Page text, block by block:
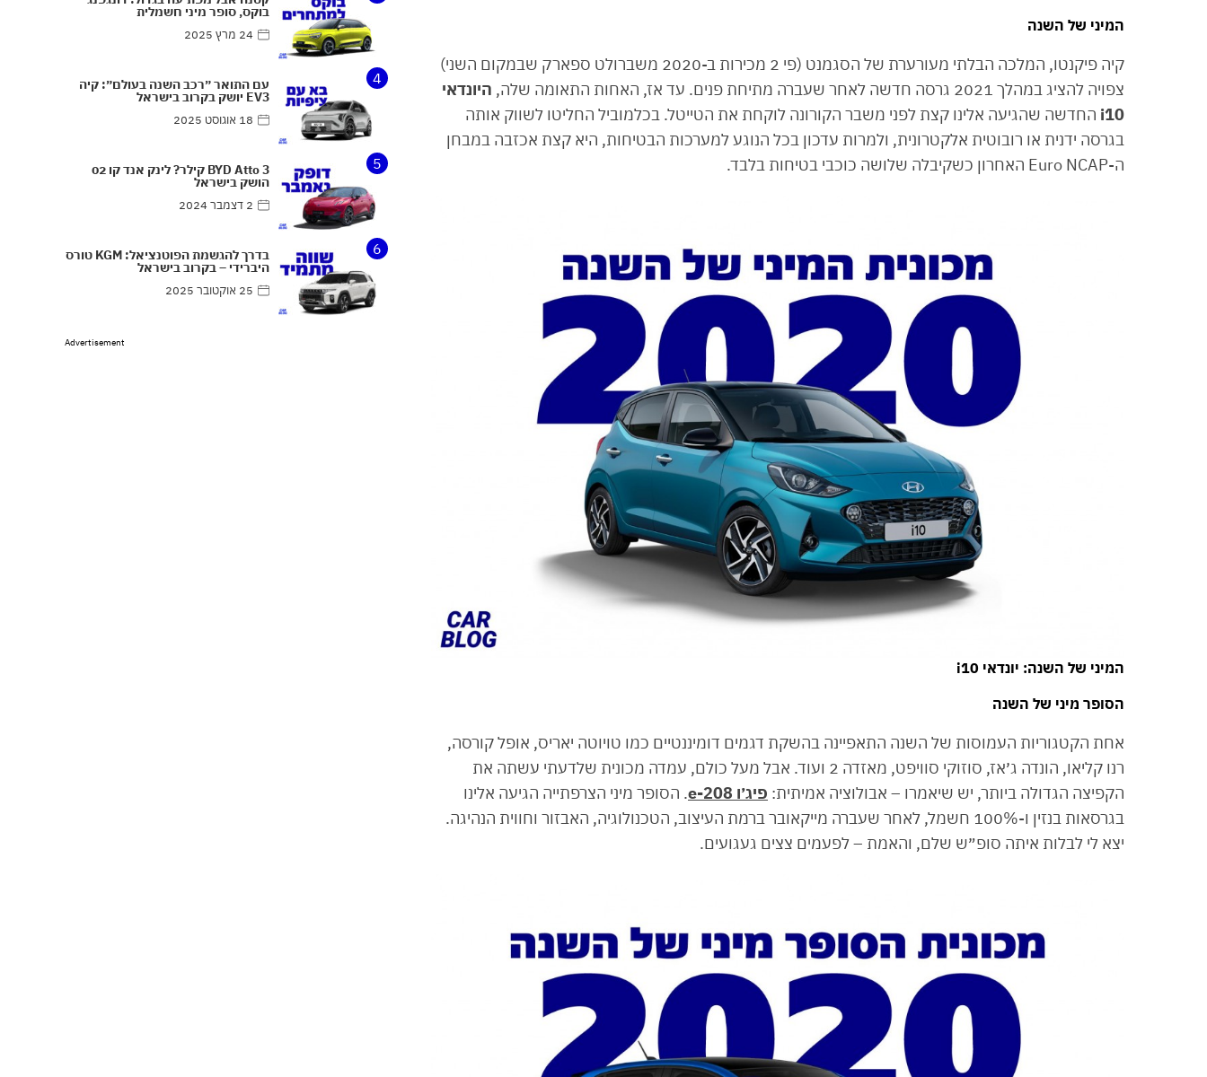
המיני של השנה
קיה פיקנטו, המלכה הבלתי מעורערת של הסגמנט (פי 2 מכירות ב-2020 משברולט ספארק שבמקום השני)
צפויה להציג במהלך 2021 גרסה חדשה לאחר שעברה מתיחת פנים. עד אז, האחות התאומה שלה,
היונדאי
i10 החדשה שהגיעה אלינו קצת לפני משבר הקורונה לוקחת את הטייטל. בכלמוביל החליטו לשווק אותה
בגרסה ידנית או רובוטית אלקטרונית, ולמרות עדכון בכל הנוגע למערכות הבטיחות, היא קצת אכזבה במבחן
ה-Euro NCAP האחרון כשקיבלה שלושה כוכבי בטיחות בלבד.
המיני של השנה: יונדאי i10
הסופר מיני של השנה
אחת הקטגוריות העמוסות של השנה התאפיינה בהשקת דגמים דומיננטיים כמו טויוטה יאריס, אופל קורסה,
רנו קליאו, הונדה ג׳אז, סוזוקי סוויפט, מאזדה 2 ועוד. אבל מעל כולם, עמדה מכונית שלדעתי עשתה את
הקפיצה הגדולה ביותר, יש שיאמרו – אבולוציה אמיתית: פיג׳ו e-208
. הסופר מיני הצרפתייה הגיעה אלינו
בגרסאות בנזין ו-100% חשמל, לאחר שעברה מייקאובר ברמת העיצוב, הטכנולוגיה, האבזור וחווית הנהיגה.
יצא לי לבלות איתה סופ״ש שלם, והאמת – לפעמים צצים געגועים.
בוקס, סופר מיני חשמלית
24 מרץ 2025
4 עם התואר ״רכב השנה בעולם״: קיה
EV3 יושק בקרוב בישראל
18 אוגוסט 2025
5 BYD Atto 3 קילר? לינק אנד קו 02
הושק בישראל
2 דצמבר 2024
6 בדרך להגשמת הפוטנציאל: KGM טורס
היברידי – בקרוב בישראל
25 אוקטובר 2025
Advertisement